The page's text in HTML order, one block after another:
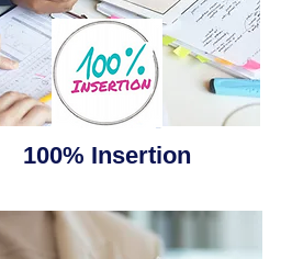
100% Insertion